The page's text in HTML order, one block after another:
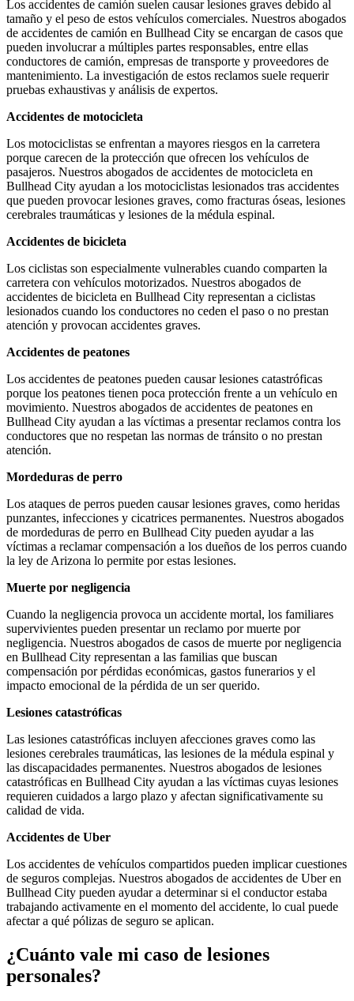
Los accidentes de camión suelen causar lesiones graves debido al
tamaño y el peso de estos vehículos comerciales. Nuestros abogados
de accidentes de camión en Bullhead City se encargan de casos que
pueden involucrar a múltiples partes responsables, entre ellas
conductores de camión, empresas de transporte y proveedores de
mantenimiento. La investigación de estos reclamos suele requerir
pruebas exhaustivas y análisis de expertos.
Accidentes de motocicleta
Los motociclistas se enfrentan a mayores riesgos en la carretera
porque carecen de la protección que ofrecen los vehículos de
pasajeros. Nuestros abogados de accidentes de motocicleta en
Bullhead City ayudan a los motociclistas lesionados tras accidentes
que pueden provocar lesiones graves, como fracturas óseas, lesiones
cerebrales traumáticas y lesiones de la médula espinal.
Accidentes de bicicleta
Los ciclistas son especialmente vulnerables cuando comparten la
carretera con vehículos motorizados. Nuestros abogados de
accidentes de bicicleta en Bullhead City representan a ciclistas
lesionados cuando los conductores no ceden el paso o no prestan
atención y provocan accidentes graves.
Accidentes de peatones
Los accidentes de peatones pueden causar lesiones catastróficas
porque los peatones tienen poca protección frente a un vehículo en
movimiento. Nuestros abogados de accidentes de peatones en
Bullhead City ayudan a las víctimas a presentar reclamos contra los
conductores que no respetan las normas de tránsito o no prestan
atención.
Mordeduras de perro
Los ataques de perros pueden causar lesiones graves, como heridas
punzantes, infecciones y cicatrices permanentes. Nuestros abogados
de mordeduras de perro en Bullhead City pueden ayudar a las
víctimas a reclamar compensación a los dueños de los perros cuando
la ley de Arizona lo permite por estas lesiones.
Muerte por negligencia
Cuando la negligencia provoca un accidente mortal, los familiares
supervivientes pueden presentar un reclamo por muerte por
negligencia. Nuestros abogados de casos de muerte por negligencia
en Bullhead City representan a las familias que buscan
compensación por pérdidas económicas, gastos funerarios y el
impacto emocional de la pérdida de un ser querido.
Lesiones catastróficas
Las lesiones catastróficas incluyen afecciones graves como las
lesiones cerebrales traumáticas, las lesiones de la médula espinal y
las discapacidades permanentes. Nuestros abogados de lesiones
catastróficas en Bullhead City ayudan a las víctimas cuyas lesiones
requieren cuidados a largo plazo y afectan significativamente su
calidad de vida.
Accidentes de Uber
Los accidentes de vehículos compartidos pueden implicar cuestiones
de seguros complejas. Nuestros abogados de accidentes de Uber en
Bullhead City pueden ayudar a determinar si el conductor estaba
trabajando activamente en el momento del accidente, lo cual puede
afectar a qué pólizas de seguro se aplican.
¿Cuánto vale mi caso de lesiones
personales?